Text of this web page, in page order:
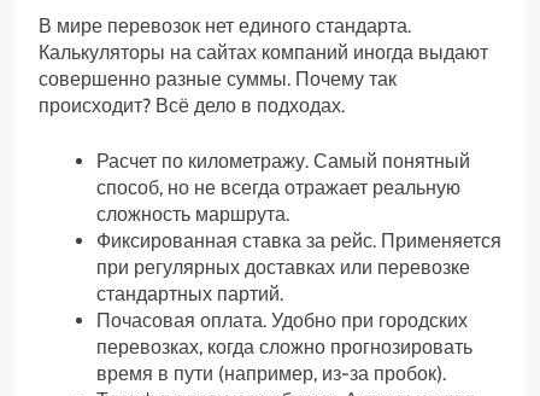
В мире перевозок нет единого стандарта.
Калькуляторы на сайтах компаний иногда выдают
совершенно разные суммы. Почему так
происходит? Всё дело в подходах.
Расчет по километражу. Самый понятный
способ, но не всегда отражает реальную
сложность маршрута.
Фиксированная ставка за рейс. Применяется
при регулярных доставках или перевозке
стандартных партий.
Почасовая оплата. Удобно при городских
перевозках, когда сложно прогнозировать
время в пути (например, из-за пробок).